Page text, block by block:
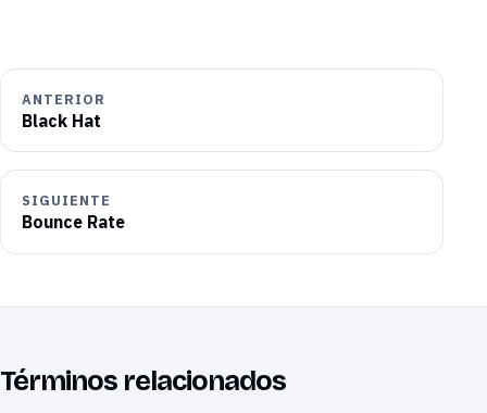
ANTERIOR
Black Hat
SIGUIENTE
Bounce Rate
Términos relacionados